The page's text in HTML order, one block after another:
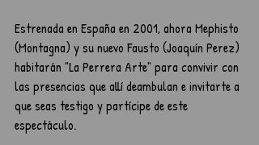
Estrenada en España en 2001, ahora Mephisto
(Montagna) y su nuevo Fausto (Joaquín Perez)
habitarán "La Perrera Arte" para convivir con
las presencias que allí deambulan e invitarte a
que seas testigo y partícipe de este
espectáculo.